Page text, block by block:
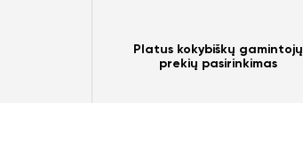
Platus kokybiškų gamintojų
prekių pasirinkimas